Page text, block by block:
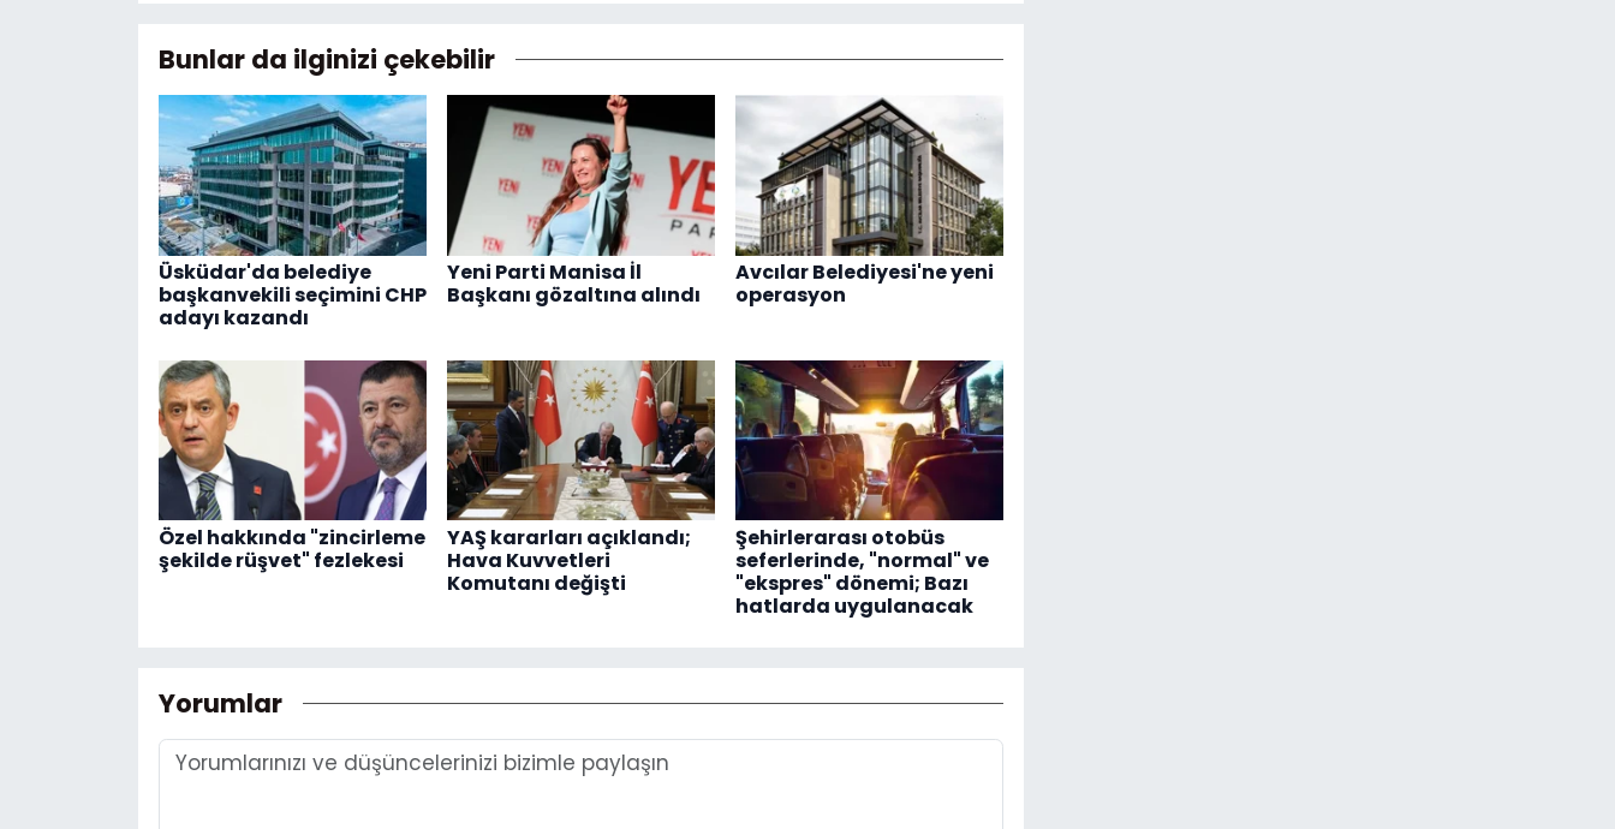
Bunlar da ilginizi çekebilir
Üsküdar'da belediye
başkanvekili seçimini CHP
adayı kazandı
Yeni Parti Manisa İl
Başkanı gözaltına alındı
Avcılar Belediyesi'ne yeni
operasyon
Özel hakkında "zincirleme
şekilde rüşvet" fezlekesi
YAŞ kararları açıklandı;
Hava Kuvvetleri
Komutanı değişti
Şehirlerarası otobüs
seferlerinde, "normal" ve
"ekspres" dönemi; Bazı
hatlarda uygulanacak
Yorumlar